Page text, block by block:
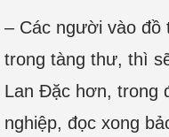
– Các người vào đồ
trong tàng thư, thì
Lan Đặc hơn, trong
nghiệp, đọc xong